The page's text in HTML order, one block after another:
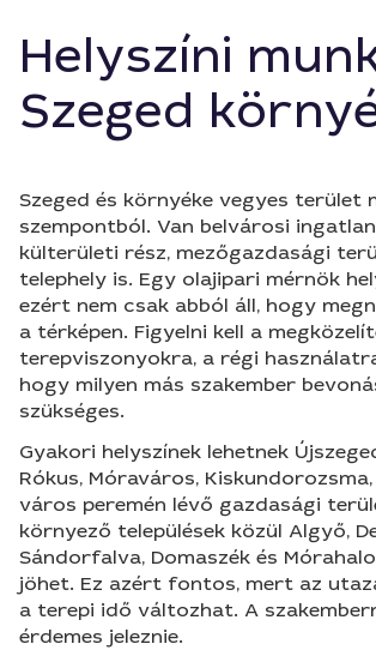
Helyszíni
Szeged
Szeged és környéke vegyes terület
szempontból. Van belvárosi
külterületi rész, mezőgazdasági
telephely is. Egy olajipari mérnök
ezért nem csak abból áll, hogy
a térképen. Figyelni kell a
terepviszonyokra, a régi
hogy milyen más szakember
szükséges.
Gyakori helyszínek lehetnek
Rókus, Móraváros,
város peremén lévő gazdasági
környező települések közül Algyő,
Sándorfalva, Domaszék és
jöhet. Ez azért fontos, mert az
a terepi idő változhat. A
érdemes jeleznie.